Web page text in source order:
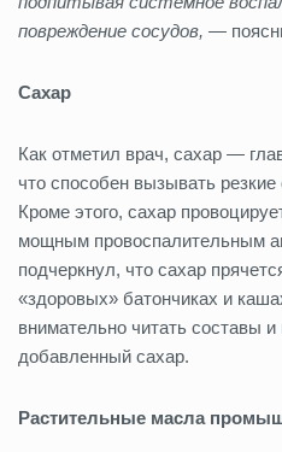
повреждение сосудов, —
Сахар
Как отметил врач, сахар —
что способен вызывать
Кроме этого, сахар
мощным провоспалительным
подчеркнул, что сахар
«здоровых» батончиках и
внимательно читать составы
добавленный сахар.
Растительные масла